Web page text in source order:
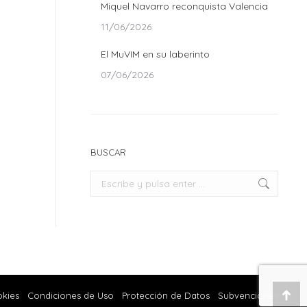
Miquel Navarro reconquista Valencia
11/06/2026
El MuVIM en su laberinto
07/06/2026
BUSCAR
Buscar:
Condiciones de Uso Protección de Datos Subvenciones
Ir